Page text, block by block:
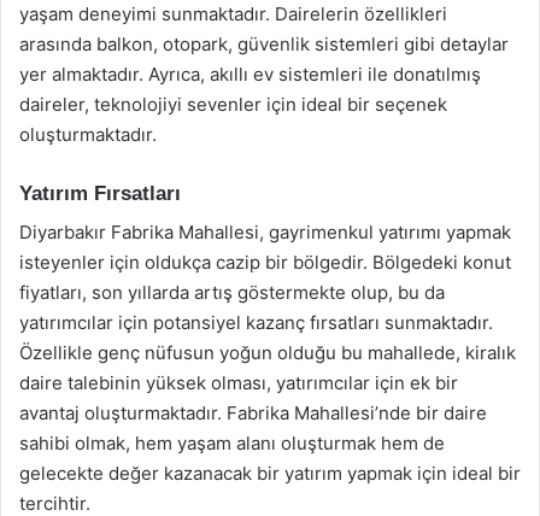
yaşam deneyimi sunmaktadır. Dairelerin özellikleri
arasında balkon, otopark, güvenlik sistemleri gibi detaylar
yer almaktadır. Ayrıca, akıllı ev sistemleri ile donatılmış
daireler, teknolojiyi sevenler için ideal bir seçenek
oluşturmaktadır.
Yatırım Fırsatları
Diyarbakır Fabrika Mahallesi, gayrimenkul yatırımı yapmak
isteyenler için oldukça cazip bir bölgedir. Bölgedeki konut
fiyatları, son yıllarda artış göstermekte olup, bu da
yatırımcılar için potansiyel kazanç fırsatları sunmaktadır.
Özellikle genç nüfusun yoğun olduğu bu mahallede, kiralık
daire talebinin yüksek olması, yatırımcılar için ek bir
avantaj oluşturmaktadır. Fabrika Mahallesi’nde bir daire
sahibi olmak, hem yaşam alanı oluşturmak hem de
gelecekte değer kazanacak bir yatırım yapmak için ideal bir
tercihtir.